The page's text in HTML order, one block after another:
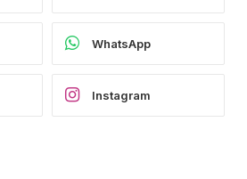
WhatsApp
Instagram